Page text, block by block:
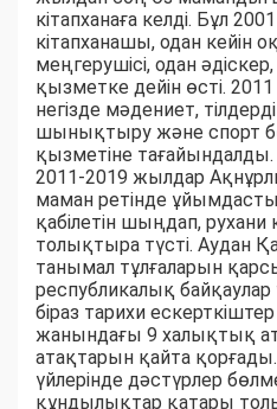
кітапханаға келді. Бұл
кітапханашы, одан кейін
меңгерушісі, одан
қызметке дейін өсті.
негізде мәдениет,
шынықтыру және спорт
қызметіне
2011-2019 жылдар
маман ретінде
қабілетін шыңдап, рухани
толықтыра түсті. Аудан
танымал тұлғаларын
республикалық
біраз тарихи
жанындағы 9 халықтық
атақтарын қайта
үйлерінде дәстүрлер
құндылықтар қатары